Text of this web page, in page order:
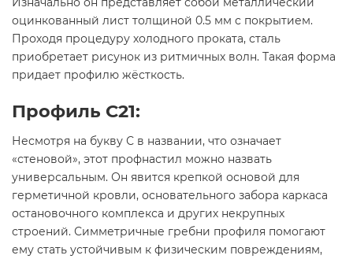
оцинкованный лист толщиной 0.5 мм с покрытием.
Проходя процедуру холодного проката, сталь
приобретает рисунок из ритмичных волн. Такая форма
придает профилю жёсткость.
Профиль C21:
Несмотря на букву С в названии, что означает
«стеновой», этот профнастил можно назвать
универсальным. Он явится крепкой основой для
герметичной кровли, основательного забора каркаса
остановочного комплекса и других некрупных
строений. Симметричные гребни профиля помогают
ему стать устойчивым к физическим повреждениям,